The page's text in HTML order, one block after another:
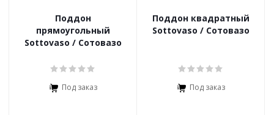
Поддон
прямоугольный
Sottovaso / Сотовазо
Под заказ
Поддон квадратный
Sottovaso / Сотовазо
Под заказ